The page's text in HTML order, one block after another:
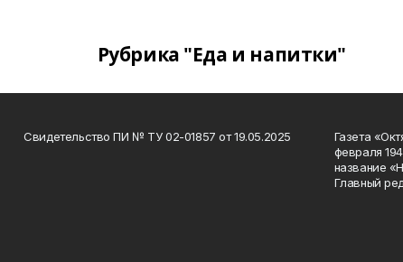
Рубрика "Еда и напитки"
Свидетельство ПИ № ТУ 02-01857 от 19.05.2025
Газета
февраля
название
Главный